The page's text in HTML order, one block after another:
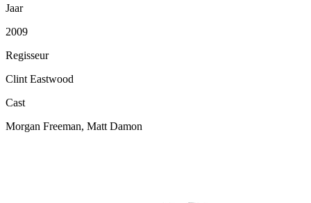
Jaar
2009
Regisseur
Clint Eastwood
Cast
Morgan Freeman, Matt Damon